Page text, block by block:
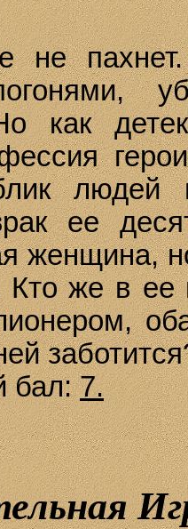
не пахнет.
как
ее
женщина,
же в ее
бал:7.